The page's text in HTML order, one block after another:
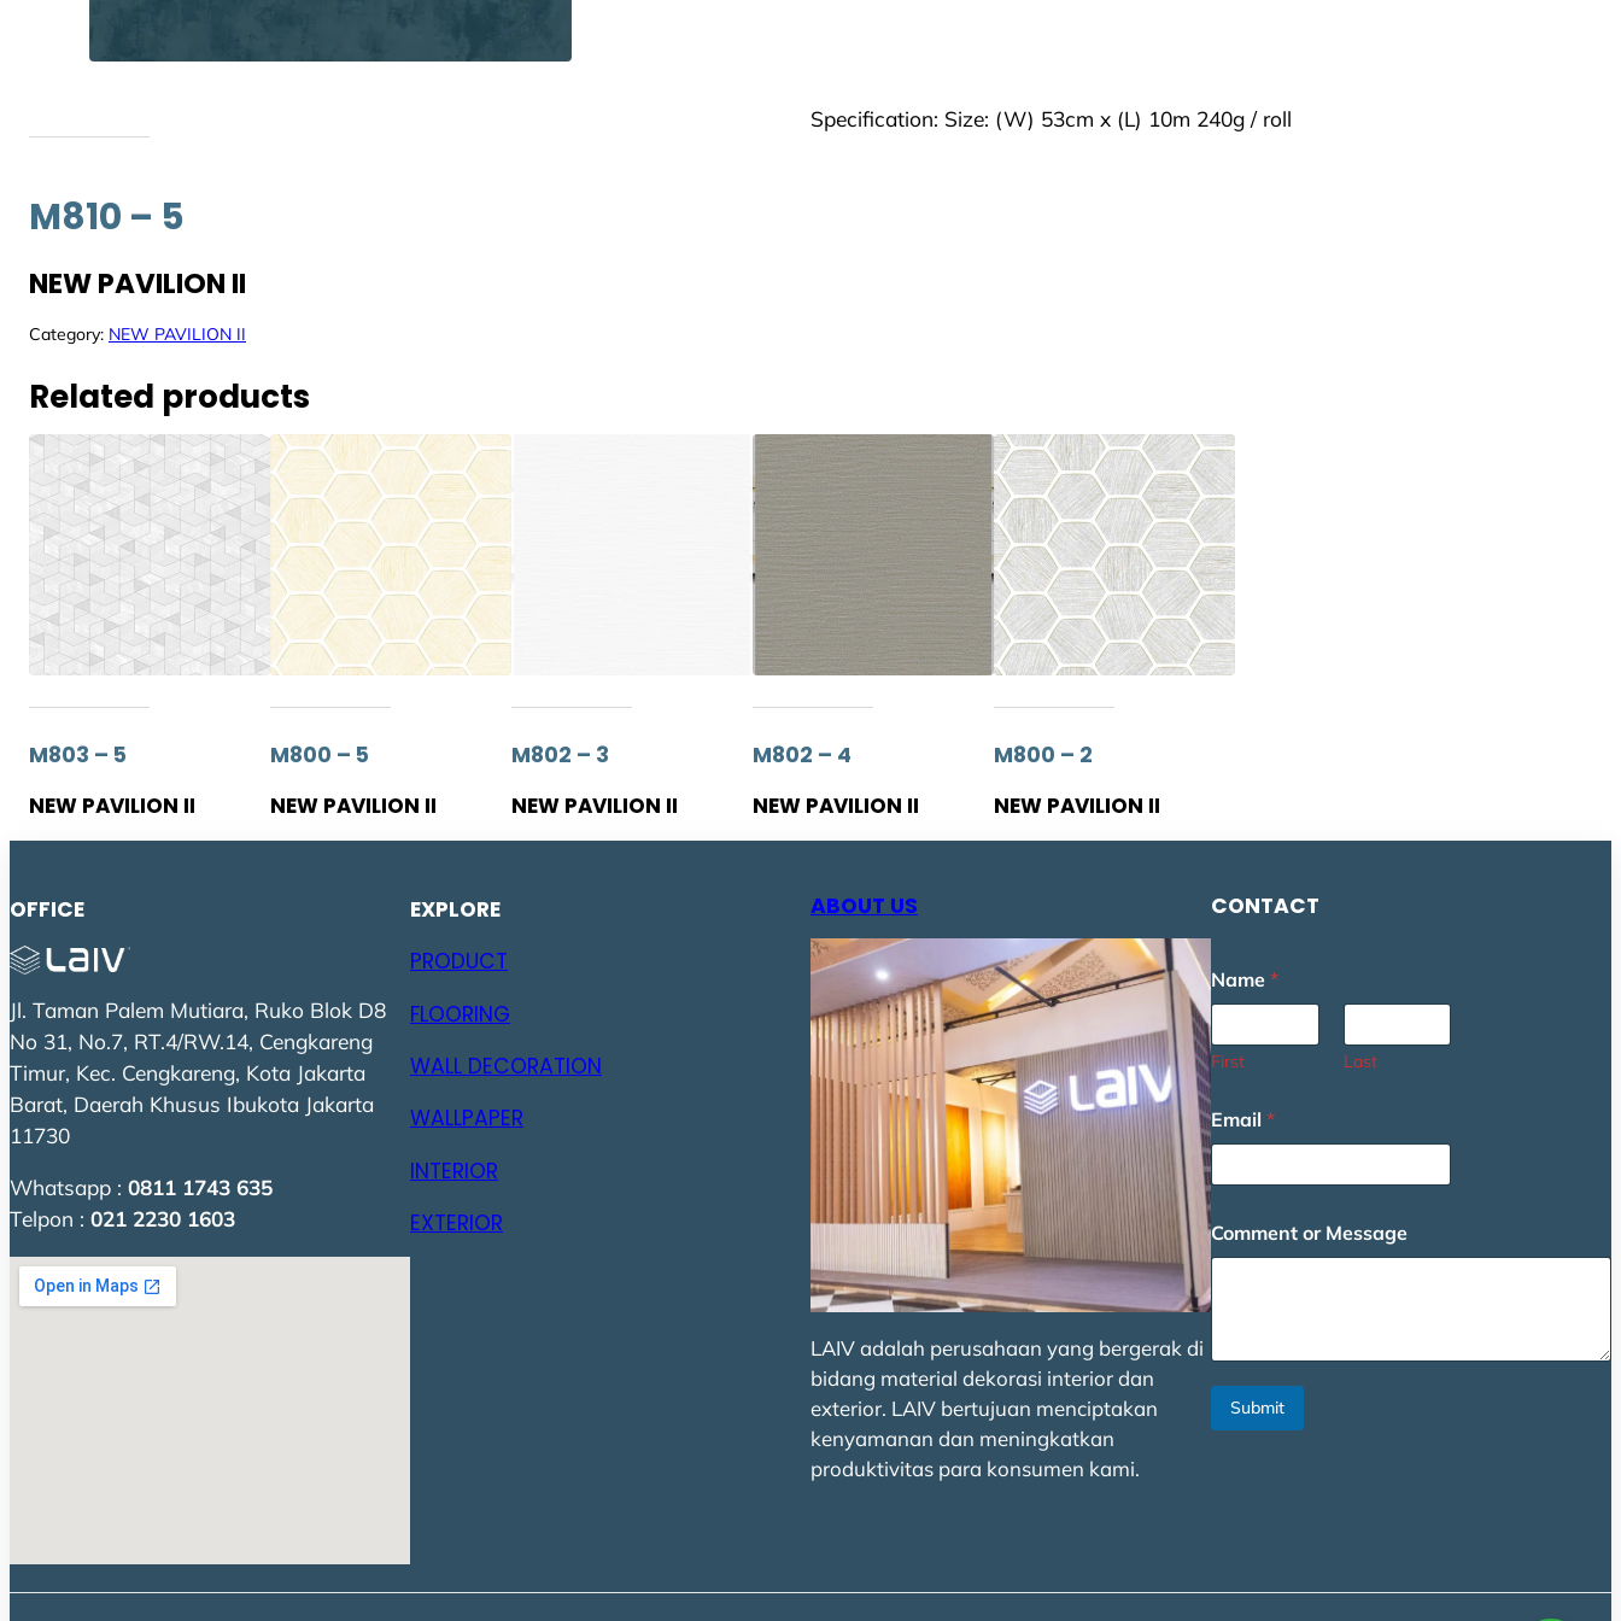
M810 – 5
NEW PAVILION II
Specification: Size: (W) 53cm x (L) 10m 240g / roll
Category: NEW PAVILION II
Related products
M803 – 5
NEW PAVILION II
M800 – 5
NEW PAVILION II
M802 – 3
NEW PAVILION II
M802 – 4
NEW PAVILION II
M800 – 2
NEW PAVILION II
OFFICE
Jl. Taman Palem Mutiara, Ruko Blok D8
No 31, No.7, RT.4/RW.14, Cengkareng
Timur, Kec. Cengkareng, Kota Jakarta
Barat, Daerah Khusus Ibukota Jakarta
11730
Whatsapp : 0811 1743 635
Telpon : 021 2230 1603
EXPLORE
PRODUCT
FLOORING
WALL DECORATION
WALLPAPER
INTERIOR
EXTERIOR
ABOUT US
LAIV adalah perusahaan yang bergerak di
bidang material dekorasi interior dan
exterior. LAIV bertujuan menciptakan
kenyamanan dan meningkatkan
produktivitas para konsumen kami.
CONTACT
Name *
First Last
Email *
*
*
Comment or Message
Submit